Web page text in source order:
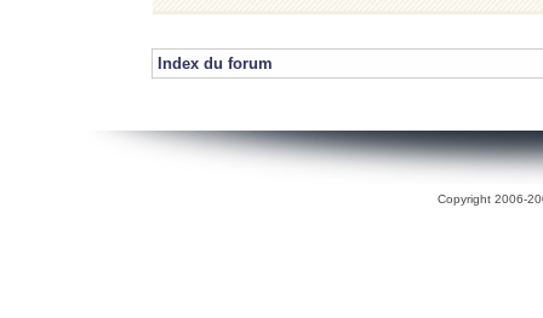
Index du forum
Copyright 2006-